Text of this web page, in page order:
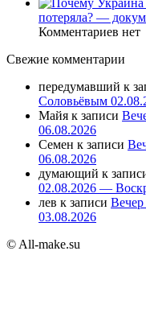
потеряла? —
Комментариев нет
Свежие комментарии
передумавший к
Соловьёвым
Майя к записи
06.08.2026
Семен к записи
06.08.2026
думающий к
02.08.2026 —
лев к записи
03.08.2026
© All-make.su